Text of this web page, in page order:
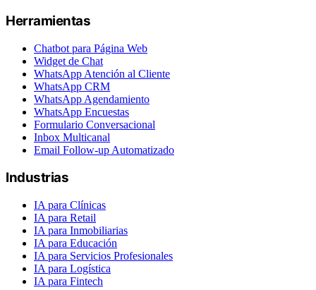
Herramientas
Chatbot para Página Web
Widget de Chat
WhatsApp Atención al Cliente
WhatsApp CRM
WhatsApp Agendamiento
WhatsApp Encuestas
Formulario Conversacional
Inbox Multicanal
Email Follow-up Automatizado
Industrias
IA para Clínicas
IA para Retail
IA para Inmobiliarias
IA para Educación
IA para Servicios Profesionales
IA para Logística
IA para Fintech